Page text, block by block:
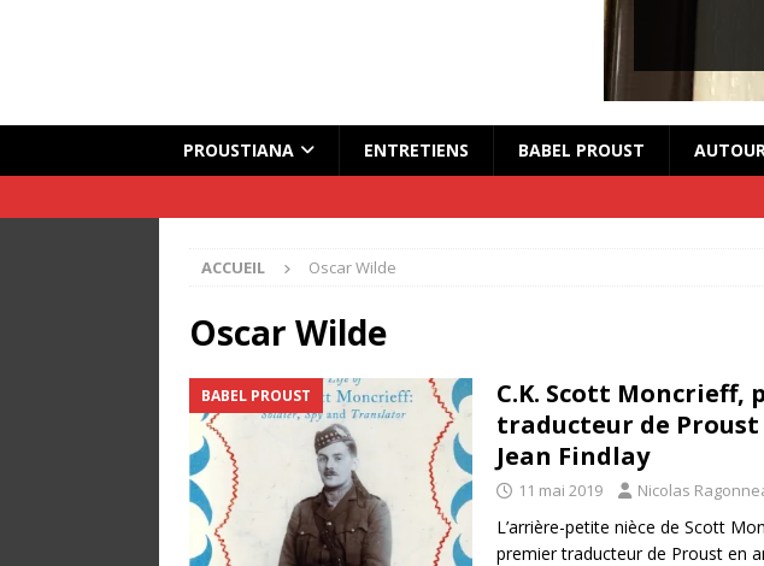
PROUSTIANA ENTRETIENS BABEL PROUST
ACCUEIL Oscar Wilde
Oscar Wilde
BABEL PROUST
C.K. Scott Moncrieff,
traducteur de
Jean Findlay
11 mai 2019 Nicolas
L’arrière-petite nièce de Scott
premier traducteur de Proust en